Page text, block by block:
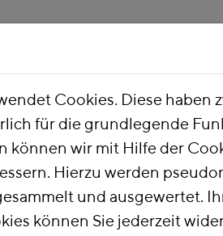
Cookies. Diese haben
für die grundlegende
können wir mit Hilfe der
Hierzu werden
und ausgewertet.
können Sie jederzeit